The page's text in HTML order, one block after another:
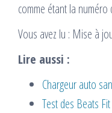
comme étant la
Vous avez lu : Mise à
Lire aussi :
Chargeur auto
Test des Beats